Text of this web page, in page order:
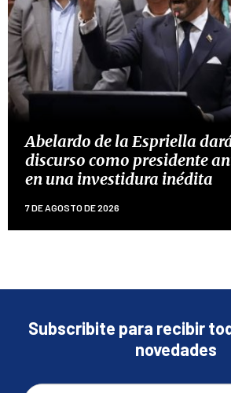
Abelardo de la Espriella
discurso como presidente
en una investidura inédita
7 DE AGOSTO DE 2026
Subscribite para recibir
novedades